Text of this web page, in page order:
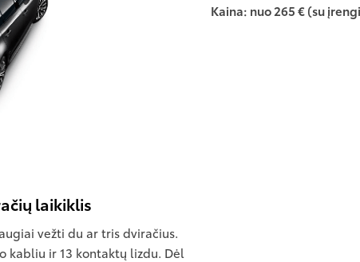
Kaina: nuo 265 € (su
laikiklis
vežti du ar tris dviračius.
kabliu ir 13 kontaktų lizdu. Dėl